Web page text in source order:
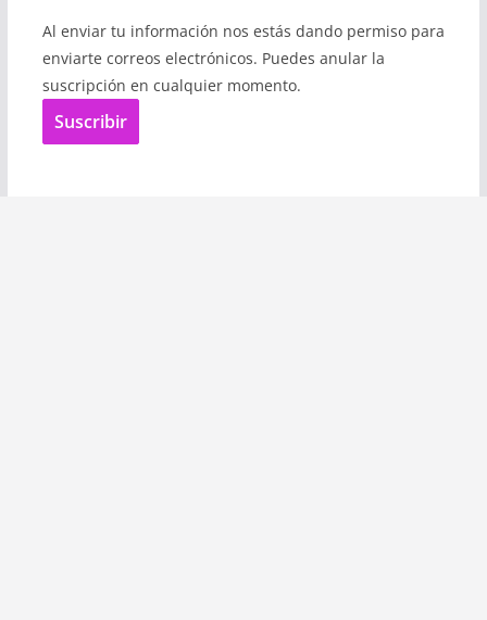
Al enviar tu información nos estás dando permiso para
enviarte correos electrónicos. Puedes anular la
suscripción en cualquier momento.
Suscribir